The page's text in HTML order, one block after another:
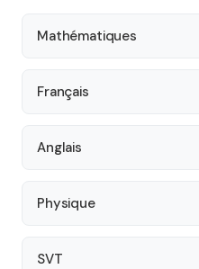
Mathématiques
Français
Anglais
Physique
SVT